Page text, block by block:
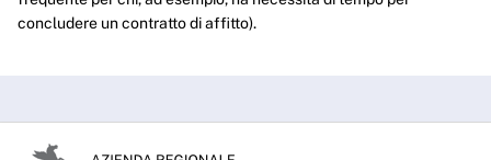
concludere un contratto di affitto).